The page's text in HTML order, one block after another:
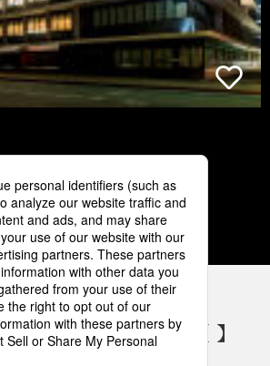
3 4 5
の電気設備 SNSアカウント